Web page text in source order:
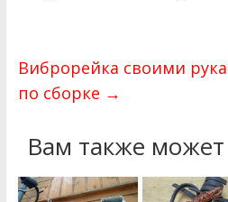
Виброрейка своими
по сборке →
Вам также